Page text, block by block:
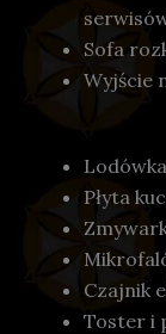
Sofa
Wyjście
Lodówka
Płyta
Czajnik
Toster i